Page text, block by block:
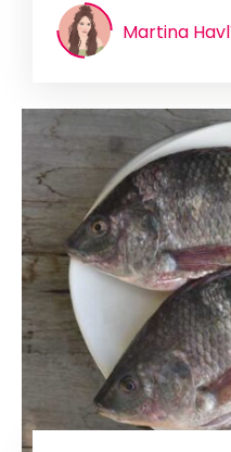
Martina